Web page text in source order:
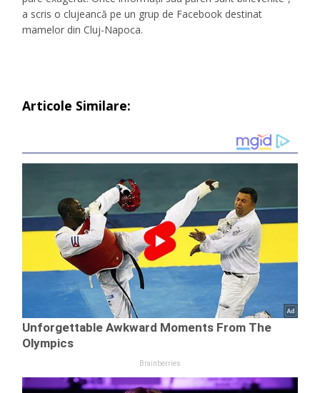
a scris o clujeancă pe un grup de Facebook destinat
mamelor din Cluj-Napoca.
Articole Similare: